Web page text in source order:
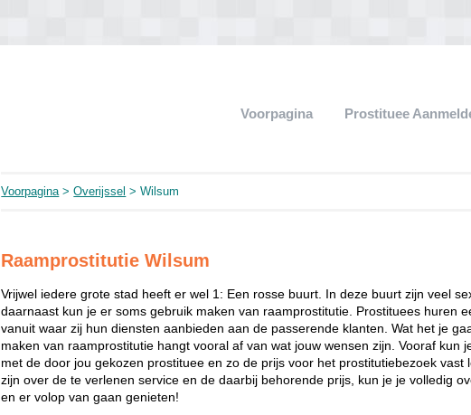
Voorpagina Prostituee
Voorpagina>Overijssel > Wilsum
Raamprostitutie Wilsum
Vrijwel iedere grote stad heeft er wel 1: Een rosse buurt. In deze buurt zijn veel
daarnaast kun je er soms gebruik maken van raamprostitutie. Prostituees huren
vanuit waar zij hun diensten aanbieden aan de passerende klanten. Wat het je
maken van raamprostitutie hangt vooral af van wat jouw wensen zijn. Vooraf kun
met de door jou gekozen prostituee en zo de prijs voor het prostitutiebezoek vast
zijn over de te verlenen service en de daarbij behorende prijs, kun je je volledig
en er volop van gaan genieten!